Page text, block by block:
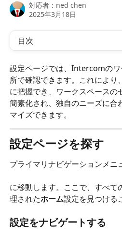
対応者： ned chen
2025年3月18日
目次
設定ページでは、Intercomの
所で確認できます。これによ
に把握でき、ワークスペースの
簡素化され、独自のニーズに
マイズできます。
設定ページを探す
プライマリナビゲーションメニ
に移動します。ここで、すべて
理されたホーム設定を見つける
設定をナビゲートする